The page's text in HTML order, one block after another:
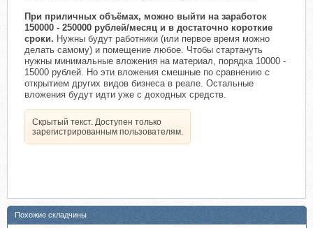
При приличных объёмах, можно выйти на заработок
150000 - 250000 рублей/месяц и в достаточно короткие
сроки. Нужны будут работники (или первое время можно
делать самому) и помещение любое. Чтобы стартануть
нужны минимальные вложения на материал, порядка 10000 -
15000 рублей. Но эти вложения смешные по сравнению с
открытием других видов бизнеса в реале. Остальные
вложения будут идти уже с доходных средств.
Скрытый текст. Доступен только
зарегистрированным пользователям.
Похожие складчины